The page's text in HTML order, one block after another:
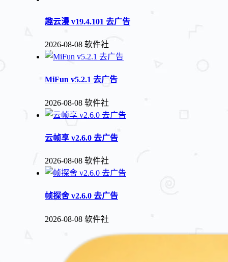
趣云漫 v19.4.101 去广告
2026-08-08 软件社
MiFun v5.2.1 去广告
2026-08-08 软件社
云帧享 v2.6.0 去广告
2026-08-08 软件社
帧探舍 v2.6.0 去广告
2026-08-08 软件社